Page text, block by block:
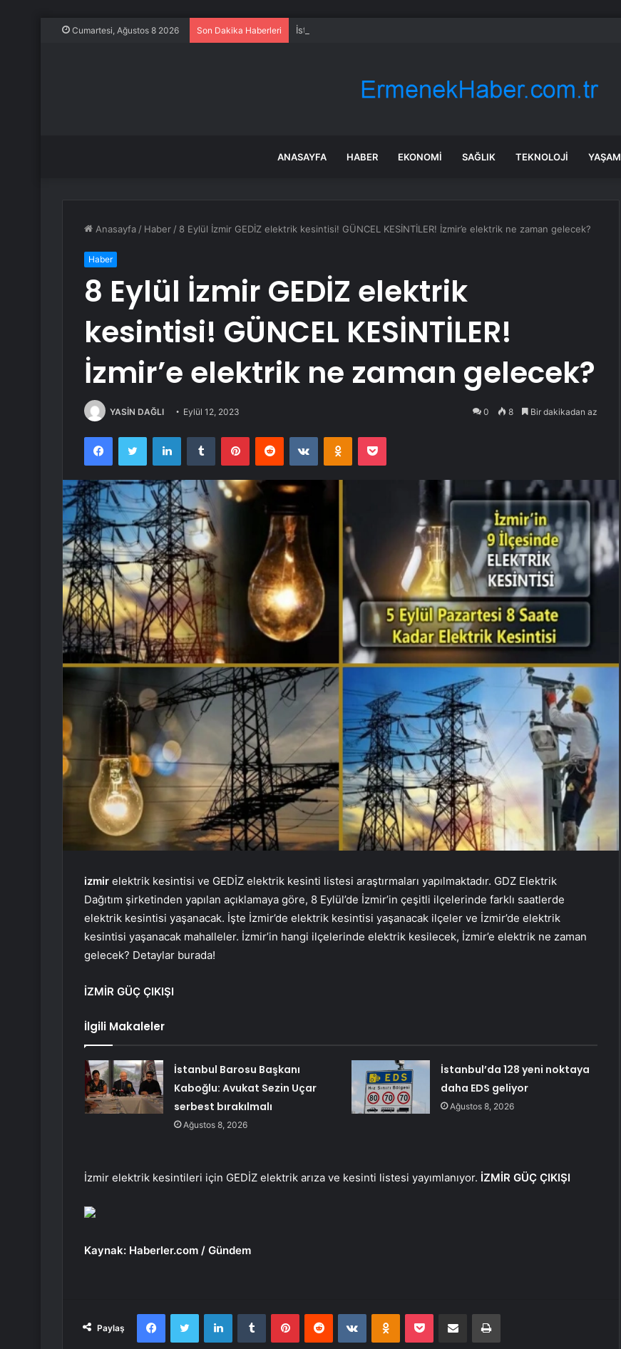
Cumartesi, Ağustos 8 2026 Son Dakika Haberleri İstanbul’da 128 yeni noktaya daha EDS geliyor
ANASAYFA HABER EKONOMI SAĞLIK TEKNOLOJI YAŞAM
Anasayfa / Haber / 8 Eylül İzmir GEDİZ elektrik kesintisi! GÜNCEL KESİNTİLER! İzmir’e elektrik ne zaman gelecek?
Haber
8 Eylül İzmir GEDİZ elektrik
kesintisi! GÜNCEL KESİNTİLER!
İzmir’e elektrik ne zaman gelecek?
YASİN DAĞLI Eylül 12, 2023 0 8 Bir dakikadan az
FacebookTwitter LinkedInTumblr PinterestReddit VKontakteOdnoklassniki
Pocket
izmir elektrik kesintisi ve GEDİZ elektrik kesinti listesi araştırmaları yapılmaktadır. GDZ Elektrik
Dağıtım şirketinden yapılan açıklamaya göre, 8 Eylül’de İzmir’in çeşitli ilçelerinde farklı saatlerde
elektrik kesintisi yaşanacak. İşte İzmir’de elektrik kesintisi yaşanacak ilçeler ve İzmir’de elektrik
kesintisi yaşanacak mahalleler. İzmir’in hangi ilçelerinde elektrik kesilecek, İzmir’e elektrik ne zaman
gelecek? Detaylar burada!
İZMİR GÜÇ ÇIKIŞI
İlgili Makaleler
İstanbul Barosu Başkanı
Kaboğlu: Avukat Sezin Uçar
serbest bırakılmalı
Ağustos 8, 2026
İstanbul’da 128 yeni noktaya
daha EDS geliyor
Ağustos 8, 2026
İzmir elektrik kesintileri için GEDİZ elektrik arıza ve kesinti listesi yayımlanıyor. İZMİR GÜÇ ÇIKIŞI
Kaynak: Haberler.com / Gündem
Paylaş
FacebookTwitterLinkedInTumblrPinterestReddit VKontakteOdnoklassniki
Pocket E-Posta ile paylaş Yazdır